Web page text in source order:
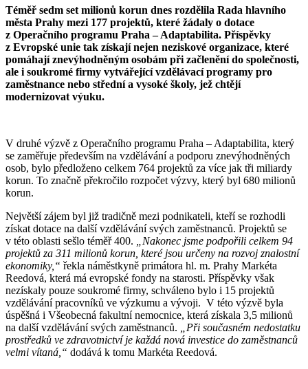
Téměř sedm set milionů korun dnes rozdělila Rada hlavního
města Prahy mezi 177 projektů, které žádaly o dotace
z Operačního programu Praha – Adaptabilita. Příspěvky
z Evropské unie tak získají nejen neziskové organizace, které
pomáhají znevýhodněným osobám při začlenění do společnosti,
ale i soukromé firmy vytvářející vzdělávací programy pro
zaměstnance nebo střední a vysoké školy, jež chtějí
modernizovat výuku.
V druhé výzvě z Operačního programu Praha – Adaptabilita, který
se zaměřuje především na vzdělávání a podporu znevýhodněných
osob, bylo předloženo celkem 764 projektů za více jak tři miliardy
korun. To značně překročilo rozpočet výzvy, který byl 680 milionů
korun.
Největší zájem byl již tradičně mezi podnikateli, kteří se rozhodli
získat dotace na další vzdělávání svých zaměstnanců. Projektů se
v této oblasti sešlo téměř 400. „Nakonec jsme podpořili celkem 94
projektů za 311 milionů korun, které jsou určeny na rozvoj znalostní
ekonomiky,“ řekla náměstkyně primátora hl. m. Prahy Markéta
Reedová, která má evropské fondy na starosti. Příspěvky však
nezískaly pouze soukromé firmy, schváleno bylo i 15 projektů
vzdělávání pracovníků ve výzkumu a vývoji. V této výzvě byla
úspěšná i Všeobecná fakultní nemocnice, která získala 3,5 milionů
na další vzdělávání svých zaměstnanců. „Při současném nedostatku
prostředků ve zdravotnictví je každá nová investice do zaměstnanců
velmi vítaná,“ dodává k tomu Markéta Reedová.